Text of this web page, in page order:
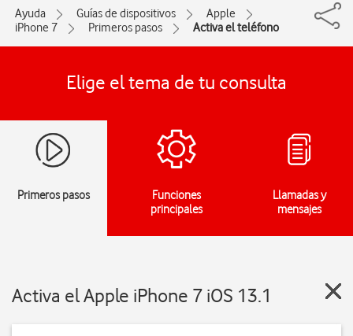
Ayuda Guías de dispositivos
Apple
iPhone 7
Primeros pasos Activa el teléfono
Elige el tema de tu consulta
Primeros pasos
Funciones
principales
Llamadas y
mensajes
Activa el Apple iPhone 7 iOS 13.1